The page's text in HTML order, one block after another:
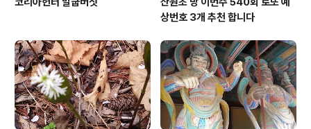
상번호 3개 추천 합니다